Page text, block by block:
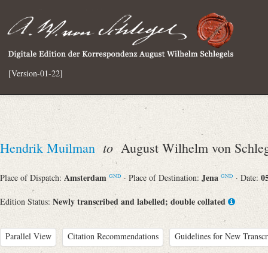
[Version-01-22]
Hendrik Muilman to August Wilhelm von
Place of Dispatch: Amsterdam GND · Place of Destination: Jena GND · Date:
Edition Status: Newly transcribed and labelled; double collated
Parallel View Citation Recommendations Guidelines for New